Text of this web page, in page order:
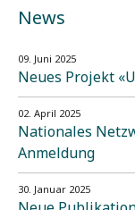
News
09. Juni 2025
Neues Projekt
02. April 2025
Nationales
Anmeldung
30. Januar 2025